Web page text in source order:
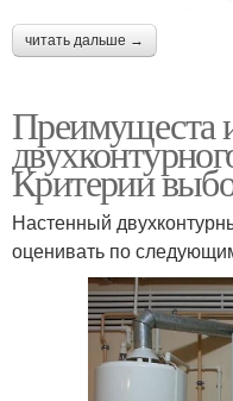
читать дальше →
Преимущеста
Критерии
Настенный
оценивать по